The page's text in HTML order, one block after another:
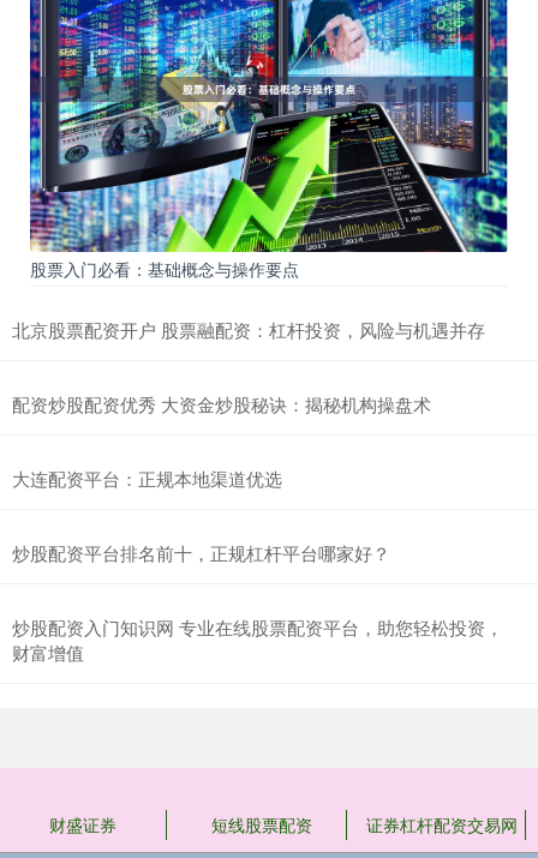
股票入门必看：基础概念与操作要点
北京股票配资开户 股票融配资：杠杆投资，风险与机遇并存
配资炒股配资优秀 大资金炒股秘诀：揭秘机构操盘术
大连配资平台：正规本地渠道优选
炒股配资平台排名前十，正规杠杆平台哪家好？
炒股配资入门知识网 专业在线股票配资平台，助您轻松投资，
财富增值
财盛证券 短线股票配资 证券杠杆配资交易网